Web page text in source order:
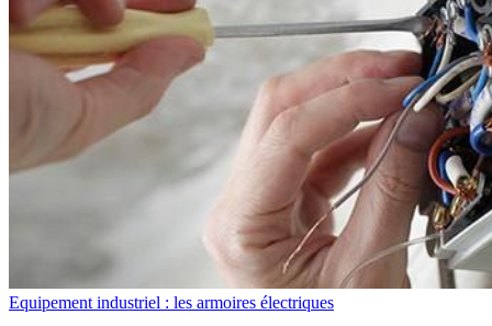
Equipement industriel : les armoires électriques